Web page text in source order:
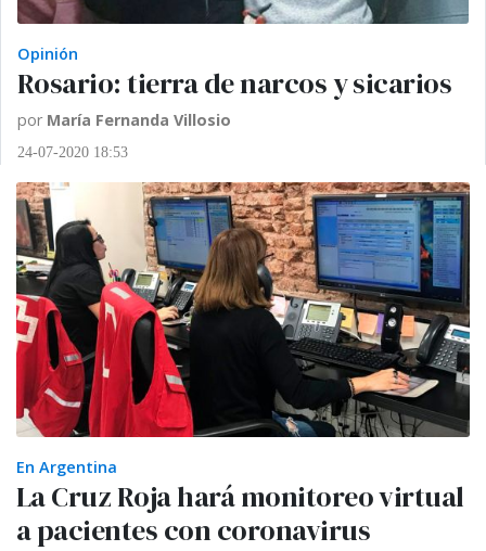
Opinión
Rosario: tierra de narcos y sicarios
por María Fernanda Villosio
24-07-2020 18:53
En Argentina
La Cruz Roja hará monitoreo virtual
a pacientes con coronavirus